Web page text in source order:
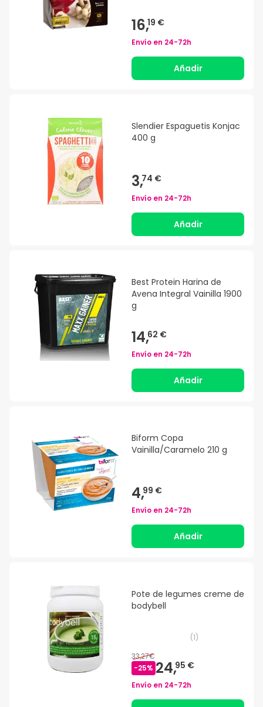
16,19 €
Envío en 24-72h
Añadir
Slendier Espaguetis Konjac
400 g
3,74 €
Envío en 24-72h
Añadir
Best Protein Harina de
Avena Integral Vainilla 1900
g
14,62 €
Envío en 24-72h
Añadir
Biform Copa
Vainilla/Caramelo 210 g
4,99 €
Envío en 24-72h
Añadir
Pote de legumes creme de
bodybell
(1)
33,27€
-25% 24,95 €
Envío en 24-72h